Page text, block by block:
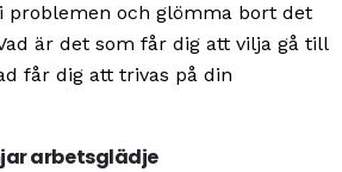
problemen och glömma bort det
är det som får dig att vilja gå till
får dig att trivas på din
arbetsglädje